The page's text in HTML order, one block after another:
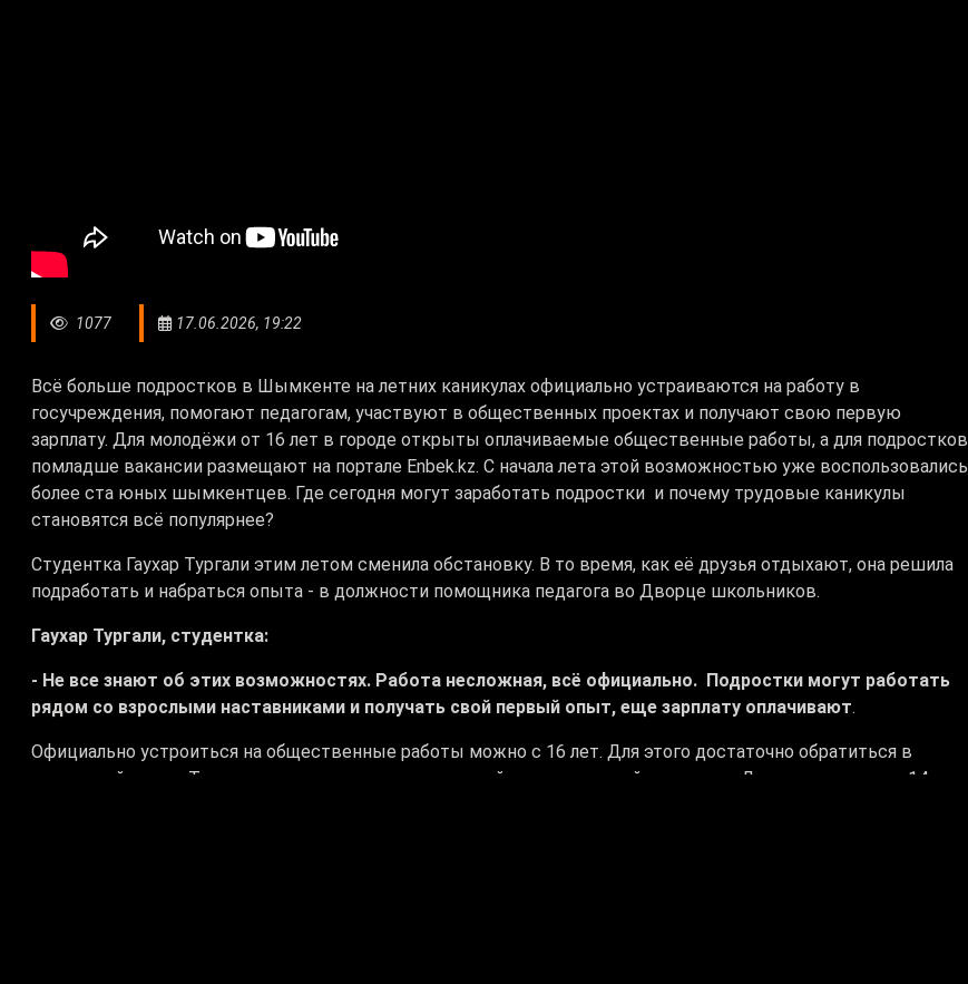
1077 17.06.2026, 19:22
Всё больше подростков в Шымкенте на летних каникулах официально устраиваются на работу в
госучреждения, помогают педагогам, участвуют в общественных проектах и получают свою первую
зарплату. Для молодёжи от 16 лет в городе открыты оплачиваемые общественные работы, а для подростков
помладше вакансии размещают на портале Enbek.kz. С начала лета этой возможностью уже воспользовались
более ста юных шымкентцев. Где сегодня могут заработать подростки и почему трудовые каникулы
становятся всё популярнее?
Студентка Гаухар Тургали этим летом сменила обстановку. В то время, как её друзья отдыхают, она решила
подработать и набраться опыта - в должности помощника педагога во Дворце школьников.
Гаухар Тургали, студентка:
- Не все знают об этих возможностях. Работа несложная, всё официально. Подростки могут работать
рядом со взрослыми наставниками и получать свой первый опыт, еще зарплату оплачивают.
Официально устроиться на общественные работы можно с 16 лет. Для этого достаточно обратиться в
карьерный центр. Тем, кто младше, предлагают другой вариант летней занятости. Для подростков от 14 лет